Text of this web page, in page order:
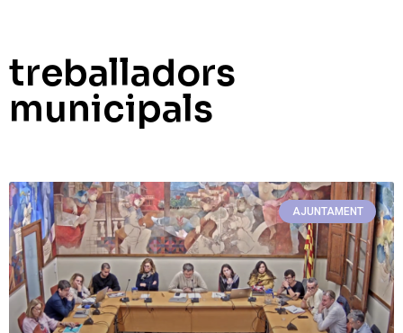
treballadors
municipals
AJUNTAMENT